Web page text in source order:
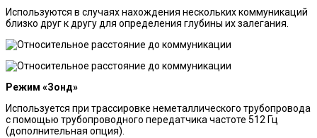
Используются в случаях нахождения нескольких коммуникаций
близко друг к другу для определения глубины их залегания.
Режим «Зонд»
Используется при трассировке неметаллического трубопровода
с помощью трубопроводного передатчика частоте 512 Гц
(дополнительная опция).